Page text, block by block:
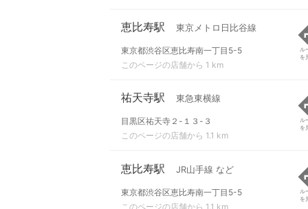
恵比寿駅 東京メトロ日比谷線
東京都渋谷区恵比寿南一丁目5-5
このページの店舗から 1 km
ル
を
祐天寺駅 東急東横線
目黒区祐天寺２-１３-３
このページの店舗から 1.1 km
ル
を
恵比寿駅 JR山手線 など
東京都渋谷区恵比寿南一丁目5-5
このページの店舗から 1.1 km
ル
を